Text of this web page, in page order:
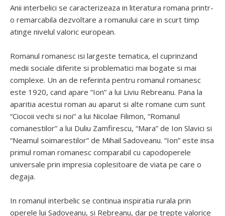
Anii interbelici se caracterizeaza in literatura romana printr-
o remarcabila dezvoltare a romanului care in scurt timp
atinge nivelul valoric european.
Romanul romanesc isi largeste tematica, el cuprinzand
medii sociale diferite si problematici mai bogate si mai
complexe. Un an de referinta pentru romanul romanesc
este 1920, cand apare “Ion” a lui Liviu Rebreanu. Pana la
aparitia acestui roman au aparut si alte romane cum sunt
“Ciocoii vechi si noi” a lui Nicolae Filimon, “Romanul
comanestilor” a lui Duliu Zamfirescu, “Mara” de Ion Slavici si
“Neamul soimarestilor” de Mihail Sadoveanu. “Ion” este insa
primul roman romanesc comparabil cu capodoperele
universale prin impresia coplesitoare de viata pe care o
degaja.
In romanul interbelic se continua inspiratia rurala prin
operele lui Sadoveanu, si Rebreanu, dar pe trepte valorice